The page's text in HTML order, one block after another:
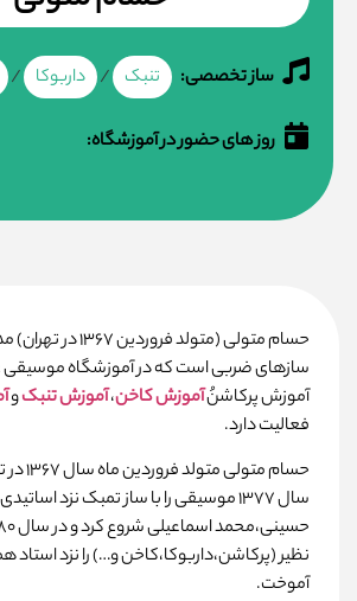
ساز تخصصی: تنبک / داربوکا /
روز های حضور در آموزشگاه:
حسام متولی (متولد
سازھای ضربی است که در آموزشگاه موسیقی
آموزش پرکاشنُآموزش کاخن،آموزش تنبکو
فعالیت دارد.
حسام
سال ۱۳۷۷ موسیقی را با ساز تمبک نزد
نظیر (پرکاشن،داربوکا،کاخن و…) را نزد استاد
آموخت.